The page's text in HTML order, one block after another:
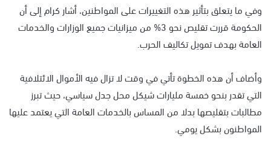
وفي ما يتعلق بتأثير هذه التغييرات على المواطنين، أشار كرام إلى أن
الحكومة قررت تقليص نحو 3% من ميزانيات جميع الوزارات والخدمات
العامة بهدف تمويل تكاليف الحرب.
وأضاف أن هذه الخطوة تأتي في وقت لا تزال فيه الأموال الائتلافية
التي تقدر بنحو خمسة مليارات شيكل محل جدل سياسي، حيث تبرز
مطالبات بتقليصها بدلا من المساس بالخدمات العامة التي يعتمد عليها
المواطنون بشكل يومي.